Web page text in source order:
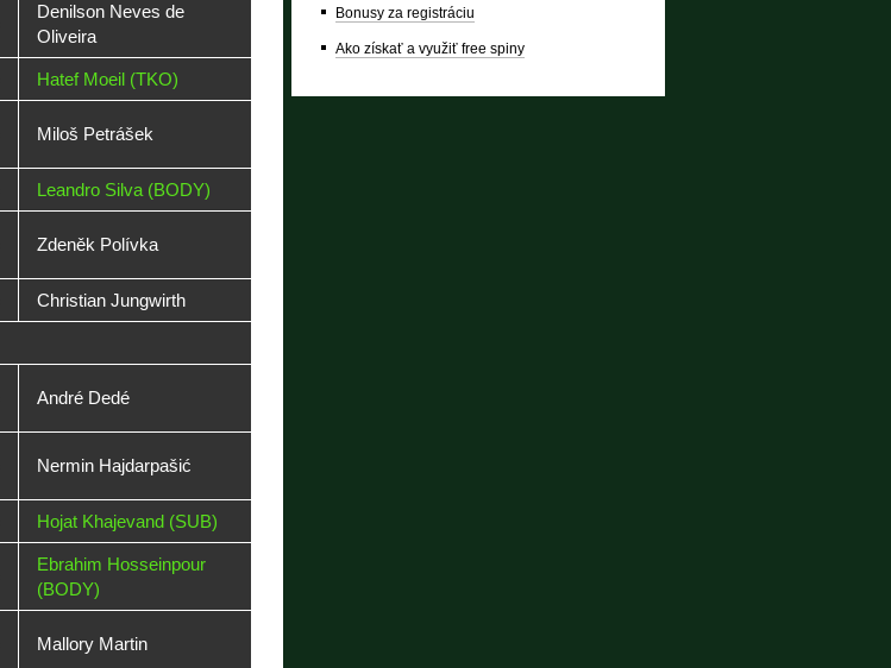
Denilson Neves de
Oliveira
Hatef Moeil (TKO)
Miloš Petrášek
Leandro Silva (BODY)
Zdeněk Polívka
Christian Jungwirth
André Dedé
Nermin Hajdarpašić
Hojat Khajevand (SUB)
Ebrahim Hosseinpour
(BODY)
Mallory Martin
Bonusy za registráciu
Ako získať a využiť free spiny